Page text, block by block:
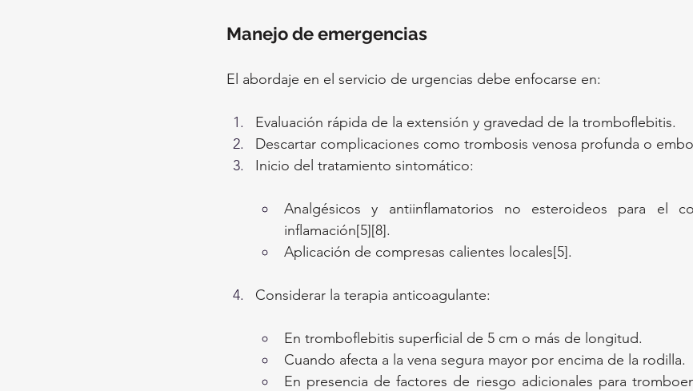
Manejo de emergencias
El abordaje en el servicio de urgencias debe enfocarse en:
Evaluación rápida de la extensión y gravedad de la tromboflebitis.
Descartar complicaciones como trombosis venosa profunda o
Inicio del tratamiento sintomático:
Analgésicos y antiinflamatorios no esteroideos para el
inflamación[5][8].
Aplicación de compresas calientes locales[5].
Considerar la terapia anticoagulante:
En tromboflebitis superficial de 5 cm o más de longitud.
Cuando afecta a la vena segura mayor por encima de la rodilla.
En presencia de factores de riesgo adicionales para